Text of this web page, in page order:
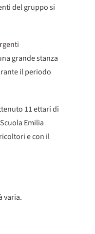
del gruppo si
grande stanza
il periodo
11 ettari di
Emilia
e con il
varia.